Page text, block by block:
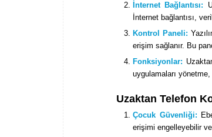
İnternet Bağlantısı:
İnternet bağlantısı,
Kontrol Paneli:
erişim sağlanır. Bu
Fonksiyonlar:
uygulamaları
Uzaktan Telefon
Çocuk Güvenliği:
erişimi engelleyebilir